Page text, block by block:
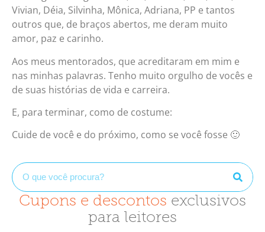
Vivian, Déia, Silvinha, Mônica, Adriana, PP e tantos
outros que, de braços abertos, me deram muito
amor, paz e carinho.
Aos meus mentorados, que acreditaram em mim e
nas minhas palavras. Tenho muito orgulho de vocês e
de suas histórias de vida e carreira.
E, para terminar, como de costume:
Cuide de você e do próximo, como se você fosse 🙂
Cupons e descontos exclusivos
para leitores